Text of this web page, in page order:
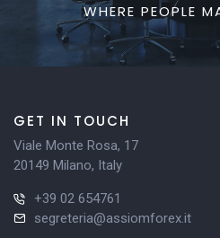
WHERE PEOPLE
GET IN TOUCH
Viale Monte Rosa, 17
20149 Milano, Italy
+39 02 654761
segreteria@assiomforex.it